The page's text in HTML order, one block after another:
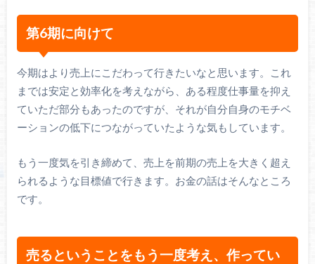
第6期に向けて
今期はより売上にこだわって行きたいなと思います。これ
までは安定と効率化を考えながら、ある程度仕事量を抑え
ていただ部分もあったのですが、それが自分自身のモチベ
ーションの低下につながっていたような気もしています。
もう一度気を引き締めて、売上を前期の売上を大きく超え
られるような目標値で行きます。お金の話はそんなところ
です。
売るということをもう一度考え、作ってい